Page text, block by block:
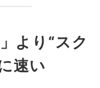
より“スク
速い